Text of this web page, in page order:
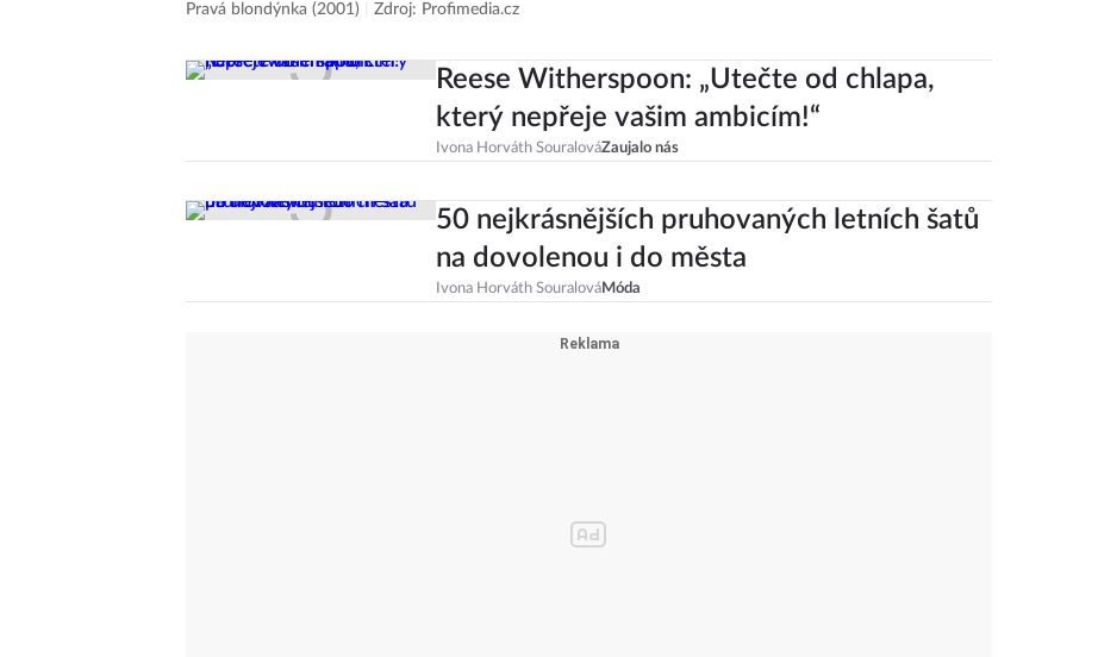
Pravá blondýnka (2001) Zdroj: Profimedia.cz
Reese Witherspoon: „Utečte od chlapa,
který nepřeje vašim ambicím!“
Ivona Horváth SouralováZaujalo nás
50 nejkrásnějších pruhovaných letních šatů
na dovolenou i do města
Ivona Horváth SouralováMóda